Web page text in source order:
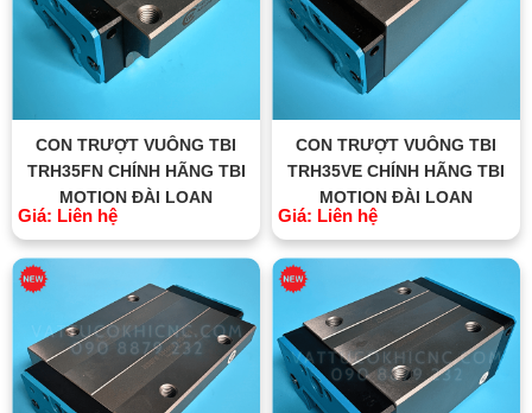
CON TRƯỢT VUÔNG TBI
TRH35FN CHÍNH HÃNG TBI
MOTION ĐÀI LOAN
Giá: Liên hệ
CON TRƯỢT VUÔNG TBI
TRH35VE CHÍNH HÃNG TBI
MOTION ĐÀI LOAN
Giá: Liên hệ